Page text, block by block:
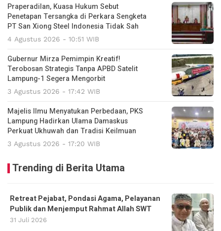
Praperadilan, Kuasa Hukum Sebut
Penetapan Tersangka di Perkara Sengketa
PT San Xiong Steel Indonesia Tidak Sah
4 Agustus 2026 - 10:51 WIB
Gubernur Mirza Pemimpin Kreatif!
Terobosan Strategis Tanpa APBD Satelit
Lampung-1 Segera Mengorbit
3 Agustus 2026 - 17:42 WIB
Majelis Ilmu Menyatukan Perbedaan, PKS
Lampung Hadirkan Ulama Damaskus
Perkuat Ukhuwah dan Tradisi Keilmuan
3 Agustus 2026 - 17:20 WIB
Trending di Berita Utama
Retreat Pejabat, Pondasi Agama, Pelayanan
Publik dan Menjemput Rahmat Allah SWT
31 Juli 2026